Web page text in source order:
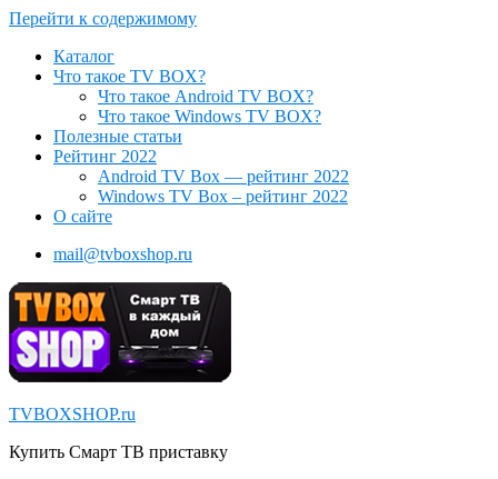
Перейти к содержимому
Каталог
Что такое TV BOX?
Что такое Android TV BOX?
Что такое Windows TV BOX?
Полезные статьи
Рейтинг 2022
Android TV Box — рейтинг 2022
Windows TV Box – рейтинг 2022
О сайте
mail@tvboxshop.ru
TVBOXSHOP.ru
Купить Смарт ТВ приставку